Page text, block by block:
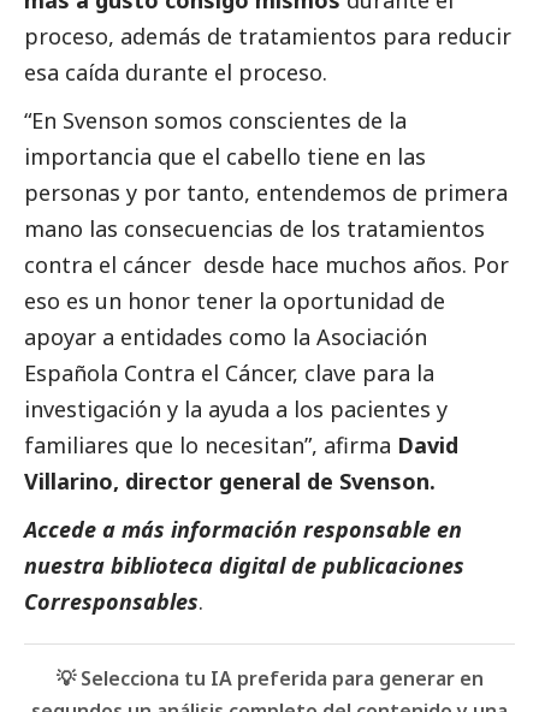
proceso, además de tratamientos para reducir
esa caída durante el proceso.
“En Svenson somos conscientes de la
importancia que el cabello tiene en las
personas y por tanto, entendemos de primera
mano las consecuencias de los tratamientos
contra el cáncer desde hace muchos años. Por
eso es un honor tener la oportunidad de
apoyar a entidades como la Asociación
Española Contra el Cáncer, clave para la
investigación y la ayuda a los pacientes y
familiares que lo necesitan”, afirma David
Villarino, director general de Svenson.
Accede a más información responsable en
nuestra biblioteca digital de publicaciones
Corresponsables.
💡 Selecciona tu IA preferida para generar en